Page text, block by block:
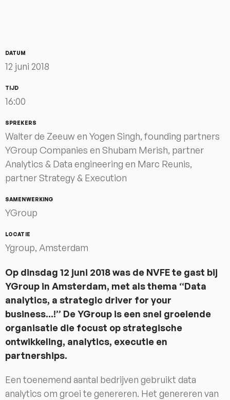
DATUM
12 juni 2018
TIJD
16:00
SPREKERS
Walter de Zeeuw en Yogen Singh, founding partners
YGroup Companies en Shubam Merish, partner
Analytics & Data engineering en Marc Reunis,
partner Strategy & Execution
SAMENWERKING
YGroup
LOCATIE
Ygroup, Amsterdam
Op dinsdag 12 juni 2018 was de NVFE te gast bij
YGroup in Amsterdam, met als thema “Data
analytics, a strategic driver for your
business...!” De YGroup is een snel groeiende
organisatie die focust op strategische
ontwikkeling, analytics, executie en
partnerships.
Een toenemend aantal bedrijven gebruikt data
analytics om groei te genereren. Het genereren van